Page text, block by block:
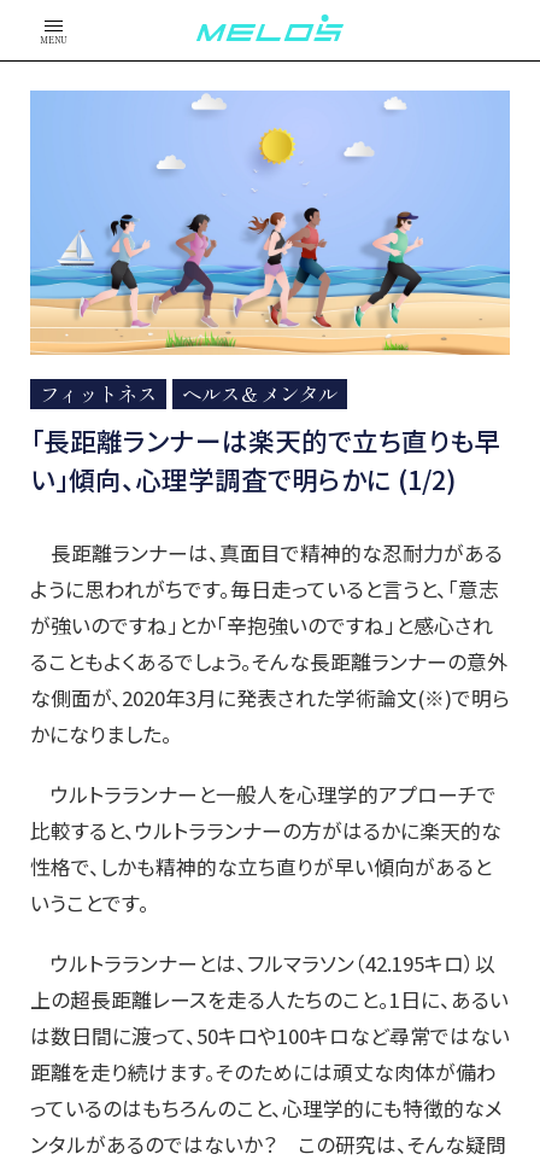
MENU
フィットネス ヘルス＆メンタル
「長距離ランナーは楽天的で立ち直りも早
い」傾向、心理学調査で明らかに (1/2)
長距離ランナーは、真面目で精神的な忍耐力がある
ように思われがちです。毎日走っていると言うと、「意志
が強いのですね」とか「辛抱強いのですね」と感心され
ることもよくあるでしょう。そんな長距離ランナーの意外
な側面が、2020年3月に発表された学術論文(※)で明ら
かになりました。
ウルトラランナーと一般人を心理学的アプローチで
比較すると、ウルトラランナーの方がはるかに楽天的な
性格で、しかも精神的な立ち直りが早い傾向があると
いうことです。
ウルトラランナーとは、フルマラソン（42.195キロ）以
上の超長距離レースを走る人たちのこと。1日に、あるい
は数日間に渡って、50キロや100キロなど尋常ではない
距離を走り続けます。そのためには頑丈な肉体が備わ
っているのはもちろんのこと、心理学的にも特徴的なメ
ンタルがあるのではないか？ この研究は、そんな疑問